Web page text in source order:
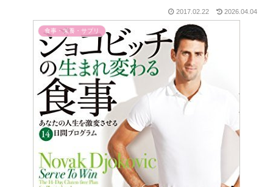
2017.02.22 2026.04.04
食事・栄養・サプリ